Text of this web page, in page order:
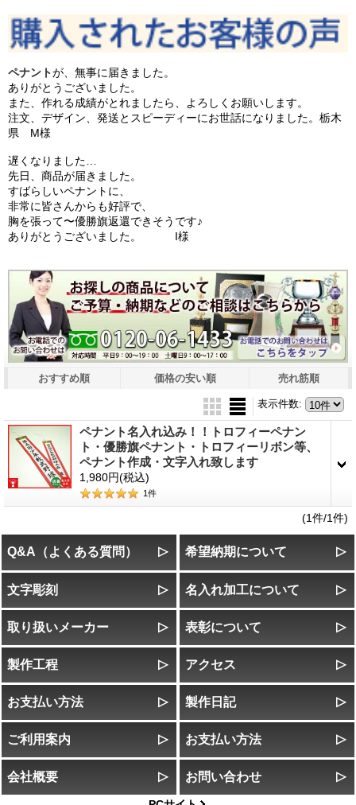
ペナントが、無事に届きました。
ありがとうございました。
また、作れる成績がとれましたら、よろしくお願いします。
注文、デザイン、発送とスピーディーにお世話になりました。栃木
県 M様
遅くなりました…
先日、商品が届きました。
すばらしいペナントに、
非常に皆さんからも好評で、
胸を張って〜優勝旗返還できそうです♪
ありがとうございました。 I様
おすすめ順 価格の安い順 売れ筋順
表示件数:
ペナント名入れ込み！！トロフィーペナン
ト・優勝旗ペナント・トロフィーリボン等、
ペナント作成・文字入れ致します
1,980円(税込)
1 件
(1件/1件)
Q&A（よくある質問） 希望納期について
文字彫刻 名入れ加工について
取り扱いメーカー 表彰について
製作工程 アクセス
お支払い方法 製作日記
ご利用案内 お支払い方法
会社概要 お問い合わせ